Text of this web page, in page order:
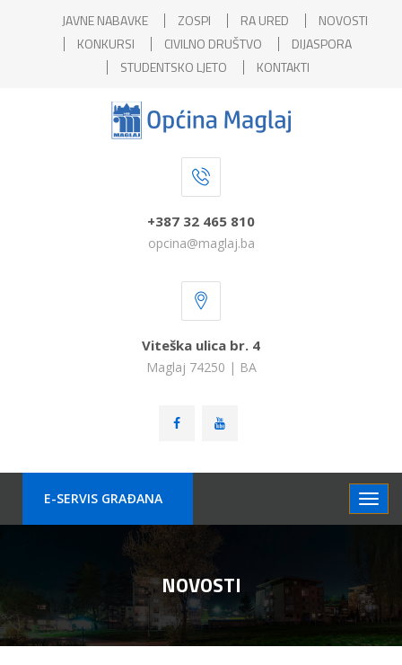
JAVNE NABAVKE ZOSPI RA URED
NOVOSTI
KONKURSI
CIVILNO DRUŠTVO
DIJASPORA
STUDENTSKO LJETO
KONTAKTI
+387 32 465 810
opcina@maglaj.ba
Viteška ulica br. 4
Maglaj 74250 | BA
E-SERVIS GRAÐANA
NOVOSTI